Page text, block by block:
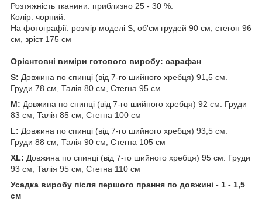
Розтяжність тканини: приблизно 25 - 30 %.
Колір: чорний.
На фотографії: розмір моделі S, об'єм грудей 90 см, стегон 96
см, зріст 175 см
Орієнтовні виміри готового виробу: сарафан
S: Довжина по спинці (від 7-го шийного хребця) 91,5 см.
Груди 78 см, Талія 80 см, Стегна 95 см
M: Довжина по спинці (від 7-го шийного хребця) 92 см. Груди
83 см, Талія 85 см, Стегна 100 см
L: Довжина по спинці (від 7-го шийного хребця) 93,5 см.
Груди 88 см, Талія 90 см, Стегна 105 см
ХL: Довжина по спинці (від 7-го шийного хребця) 95 см. Груди
93 см, Талія 95 см, Стегна 110 см
Усадка виробу після першого прання по довжині - 1 - 1,5
см